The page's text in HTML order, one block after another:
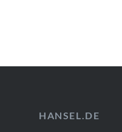
HANSEL.DE